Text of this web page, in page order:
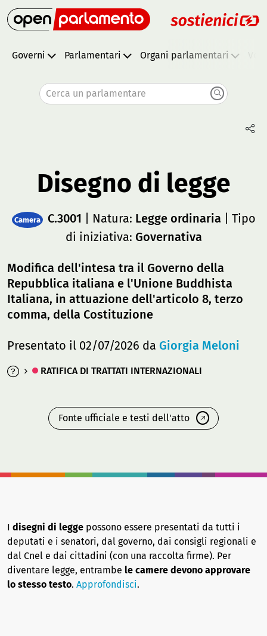
Governi Parlamentari Organi parlamentari
Cerca un parlamentare
Disegno di legge
Camera C.3001 | Natura: Legge ordinaria | Tipo
di iniziativa: Governativa
Modifica dell'intesa tra il Governo della
Repubblica italiana e l'Unione Buddhista
Italiana, in attuazione dell'articolo 8, terzo
comma, della Costituzione
Presentato il 02/07/2026 da Giorgia Meloni
RATIFICA DI TRATTATI INTERNAZIONALI
Fonte ufficiale e testi dell'atto
I disegni di legge possono essere presentati da tutti i
deputati e i senatori, dal governo, dai consigli regionali e
dal Cnel e dai cittadini (con una raccolta firme). Per
diventare legge, entrambe le camere devono approvare
lo stesso testo. Approfondisci.